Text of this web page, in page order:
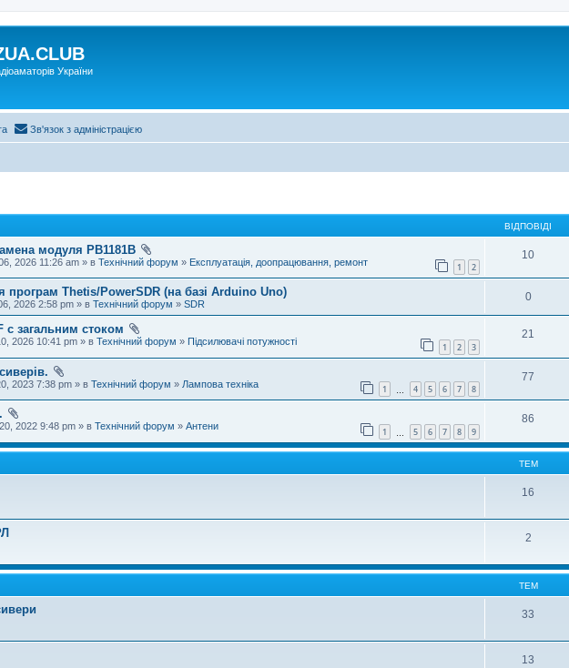
України
Зв'язок з адміністрацією
ВІДПОВІДІ
модуля PB1181B
1 2
2026 11:26 am » в Технічний форум » Експлуатація, доопрацювання, ремонт
10
програм Thetis/PowerSDR (на базі Arduino Uno)
2026 2:58 pm » в Технічний форум » SDR
0
с загальним стоком
1 2 3
2026 10:41 pm » в Технічний форум » Підсилювачі потужності
21
1 4 5 6 7 8
2023 7:38 pm » в Технічний форум » Лампова техніка
77
1 5 6 7 8 9
2022 9:48 pm » в Технічний форум » Антени
86
ТЕМ
16
2
ТЕМ
33
13